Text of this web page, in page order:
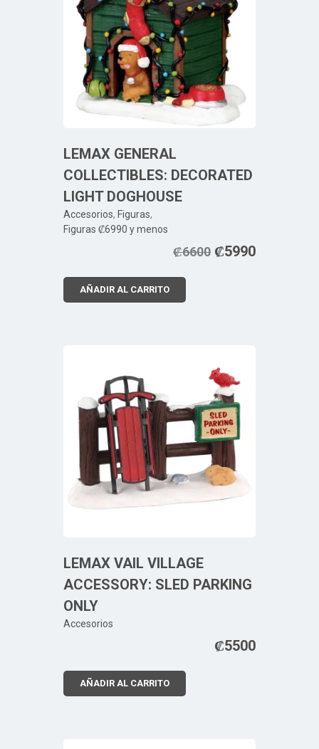
LEMAX GENERAL
COLLECTIBLES: DECORATED
LIGHT DOGHOUSE
Accesorios, Figuras,
Figuras ₡6990 y menos
₡6600 ₡5990
AÑADIR AL CARRITO
LEMAX VAIL VILLAGE
ACCESSORY: SLED PARKING
ONLY
Accesorios
₡5500
AÑADIR AL CARRITO